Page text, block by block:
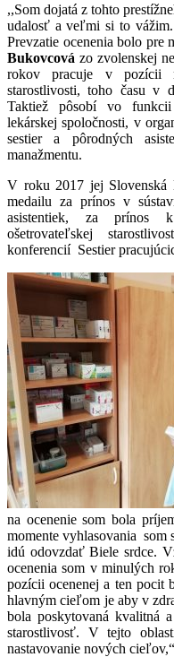
,,Som dojatá z tohto
udalosť a veľmi si to
Prevzatie ocenenia bolo pre
Bukovcovázo zvolenskej
rokov pracuje v pozícii
starostlivosti, toho času v
Taktiež pôsobí vo funkcii
lekárskej spoločnosti, v
sestier a pôrodných
manažmentu.
V roku 2017 jej Slovenská
medailu za prínos v
asistentiek, za prínos
ošetrovateľskej
konferencií Sestier
na ocenenie som bola
momente vyhlasovania som
idú odovzdať Biele srdce.
ocenenia som v minulých
pozícii ocenenej a ten pocit
hlavným cieľom je aby v
bola poskytovaná kvalitná
starostlivosť. V tejto
nastavovanie nových